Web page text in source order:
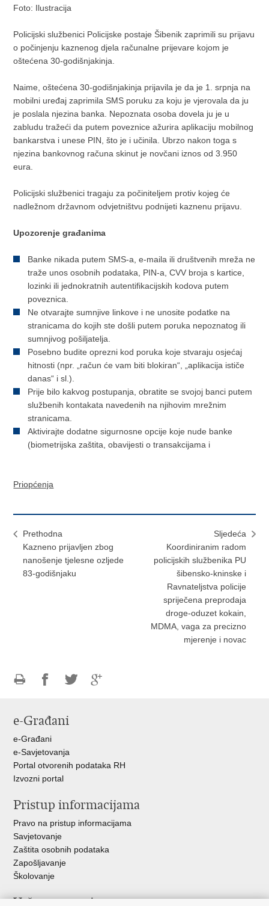
Foto: Ilustracija
​Policijski službenici Policijske postaje Šibenik zaprimili su prijavu
o počinjenju kaznenog djela računalne prijevare kojom je
oštećena 30-godišnjakinja.
Naime, oštećena 30-godišnjakinja prijavila je da je 1. srpnja na
mobilni uređaj zaprimila SMS poruku za koju je vjerovala da ju
je poslala njezina banka. Nepoznata osoba dovela ju je u
zabludu tražeći da putem poveznice ažurira aplikaciju mobilnog
bankarstva i unese PIN, što je i učinila. Ubrzo nakon toga s
njezina bankovnog računa skinut je novčani iznos od 3.950
eura.
Policijski službenici tragaju za počiniteljem protiv kojeg će
nadležnom državnom odvjetništvu podnijeti kaznenu prijavu.
Upozorenje građanima
Banke nikada putem SMS-a, e-maila ili društvenih mreža ne
traže unos osobnih podataka, PIN-a, CVV broja s kartice,
lozinki ili jednokratnih autentifikacijskih kodova putem
poveznica.
Ne otvarajte sumnjive linkove i ne unosite podatke na
stranicama do kojih ste došli putem poruka nepoznatog ili
sumnjivog pošiljatelja.
Posebno budite oprezni kod poruka koje stvaraju osjećaj
hitnosti (npr. „račun će vam biti blokiran“, „aplikacija ističe
danas“ i sl.).
Prije bilo kakvog postupanja, obratite se svojoj banci putem
službenih kontakata navedenih na njihovim mrežnim
stranicama.
Aktivirajte dodatne sigurnosne opcije koje nude banke
(biometrijska zaštita, obavijesti o transakcijama i
Priopćenja
Prethodna
Kazneno prijavljen zbog
nanošenje tjelesne ozljede
83-godišnjaku
Sljedeća
Koordiniranim radom
policijskih službenika PU
šibensko-kninske i
Ravnateljstva policije
spriječena preprodaja
droge-oduzet kokain,
MDMA, vaga za precizno
mjerenje i novac
FacebookuTwitteru
e-Građani
e-Građani
e-Savjetovanja
Portal otvorenih podataka RH
Izvozni portal
Pristup informacijama
Pravo na pristup informacijama
Savjetovanje
Zaštita osobnih podataka
Zapošljavanje
Školovanje
Važne poveznice